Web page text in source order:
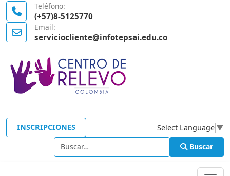
Teléfono:
(+57)8-5125770
Email:
serviciocliente@infotepsai.edu.co
INSCRIPCIONES Select Language ▼
Buscar Buscar